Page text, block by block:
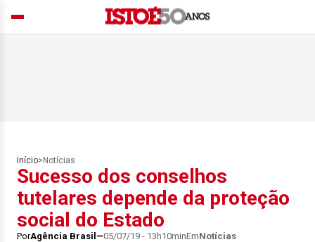
Início> Notícias
Sucesso dos conselhos
tutelares depende da proteção
social do Estado
PorAgência Brasil 05/07/19 - 13h10minEmNotícias